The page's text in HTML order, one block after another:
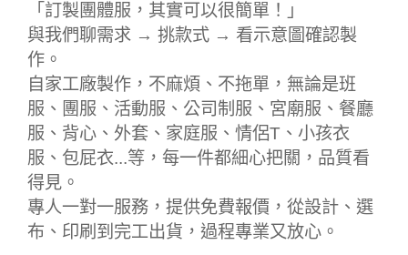
「訂製團體服，其實可以很簡單！」
與我們聊需求 → 挑款式 → 看示意圖確認製
作。
自家工廠製作，不麻煩、不拖單，無論是班
服、團服、活動服、公司制服、宮廟服、餐廳
服、背心、外套、家庭服、情侶T、小孩衣
服、包屁衣...等，每一件都細心把關，品質看
得見。
專人一對一服務，提供免費報價，從設計、選
布、印刷到完工出貨，過程專業又放心。